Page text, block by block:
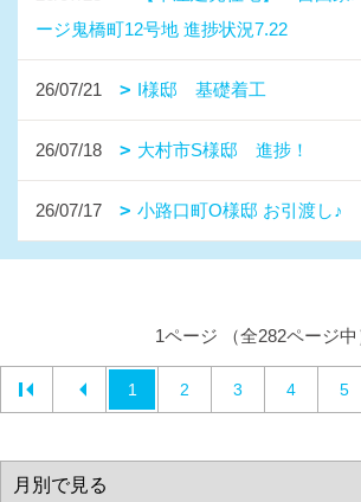
ージ鬼橋町12号地 進捗状況7.22
26/07/21 I様邸 基礎着工
26/07/18 大村市S様邸 進捗！
26/07/17 小路口町O様邸 お引渡し♪
1ページ （全282ページ中
1 2 3 4 5